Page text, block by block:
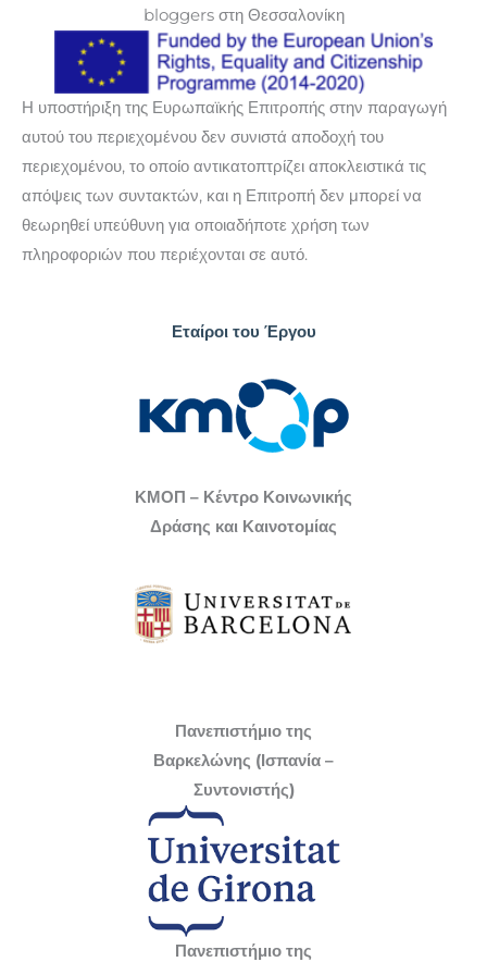
bloggers στη Θεσσαλονίκη
Η υποστήριξη της Ευρωπαϊκής Επιτροπής στην παραγωγή
αυτού του περιεχομένου δεν συνιστά αποδοχή του
περιεχομένου, το οποίο αντικατοπτρίζει αποκλειστικά τις
απόψεις των συντακτών, και η Επιτροπή δεν μπορεί να
θεωρηθεί υπεύθυνη για οποιαδήποτε χρήση των
πληροφοριών που περιέχονται σε αυτό.
Εταίροι του Έργου
ΚΜΟΠ – Κέντρο Κοινωνικής
Δράσης και Καινοτομίας
Πανεπιστήμιο της
Βαρκελώνης (Ισπανία –
Συντονιστής)
Πανεπιστήμιο της